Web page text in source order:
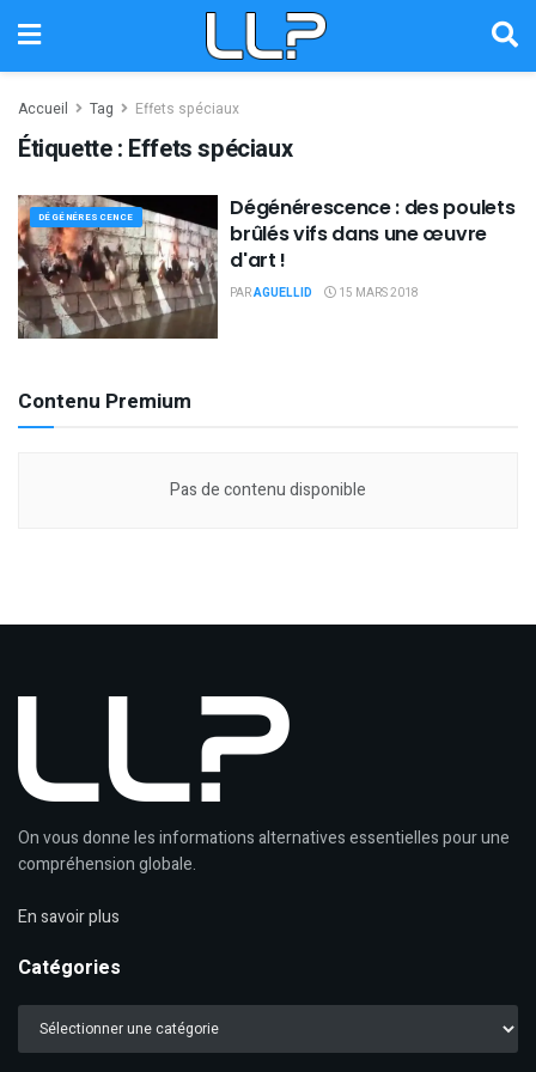
Accueil Tag Effets spéciaux
Étiquette : Effets spéciaux
DÉGÉNÉRESCENCE
Dégénérescence : des poulets
brûlés vifs dans une œuvre
d'art !
PARAGUELLID 15 MARS 2018
Contenu Premium
Pas de contenu disponible
On vous donne les informations alternatives essentielles pour une
compréhension globale.
En savoir plus
Catégories
Catégories